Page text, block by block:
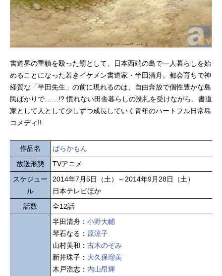
書道界の重鎮を殴った罰として、日本西端の島で一人暮らしを始
めることになった若きイケメン書道家・半田清舟。都会育ちで神
経質な「半田先生」の前に現れるのは、自由奔放で個性豊かな島
民ばかりで……!? 慣れない田舎暮らしの洗礼を受けながら、書道
家として人として少しずつ成長していく青年のハートフル日常島
コメディ!!
作品名
ばらかもん
放送形態
TVアニメ
スケジュー
ル
2014年7月5日（土）～2014年9月28日（土）
日本テレビほか
話数
全12話
半田清舟： 小野大輔
琴石なる： 原涼子
山村美和： 古木のぞみ
新井珠子： 大久保瑠美
木戸浩志： 内山昂輝